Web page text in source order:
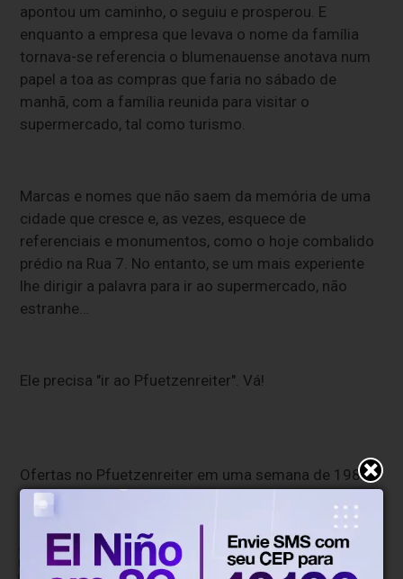
apontou um caminho, o seguiu e prosperou. E
enquanto a empresa que levava o nome da família
tornava-se referencia o blumenauense anotava num
papel a toa as compras que faria no sábado de
manhã, com a família reunida para visitar o
supermercado, tal como turismo.
Marcas e nomes que não saem da memória de uma
cidade que cresce e, as vezes, esquece de
referenciais e monumentos, como o hoje combalido
prédio na Rua 7. No entanto, se um mais experiente
lhe dirigir a palavra para ir ao supermercado, não
estranhe…
Ele precisa "ir ao Pfuetzenreiter". Vá!
Ofertas no Pfuetzenreiter em uma semana de 1980
(Foto: JSC / Arquivo Histórico)
* O conteúdo de cada comentário é de responsabilidade de quem realizá-lo.
Nos reservamos ao direito de reprovar ou eliminar comentários em desacordo
com o propósito do site ou que contenham palavras ofensivas.